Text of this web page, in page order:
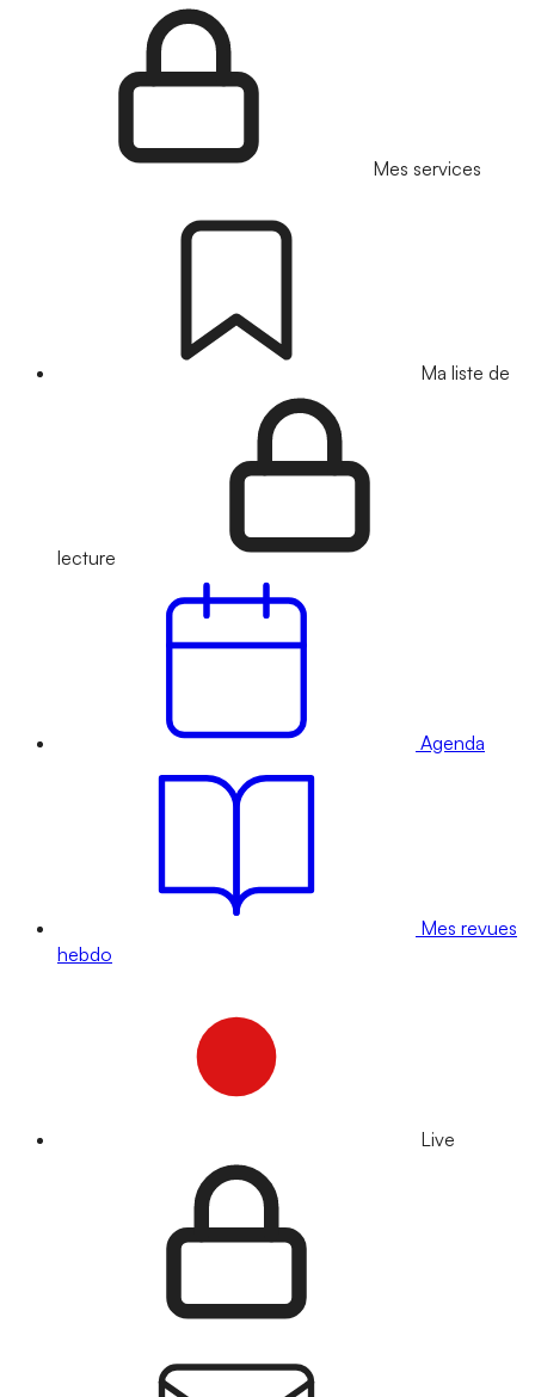
Mes services
Ma liste de
lecture
Agenda
Mes revues
hebdo
Live